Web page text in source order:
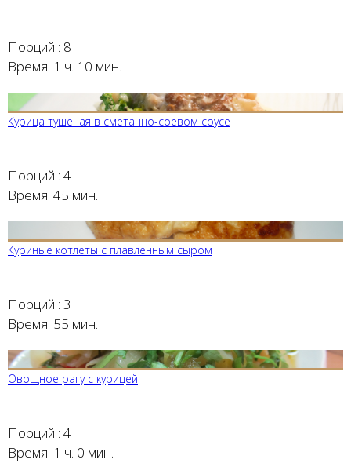
Порций : 8
Время: 1 ч. 10 мин.
Курица тушеная в сметанно-соевом соусе
Порций : 4
Время: 45 мин.
Куриные котлеты с плавленным сыром
Порций : 3
Время: 55 мин.
Овощное рагу с курицей
Порций : 4
Время: 1 ч. 0 мин.